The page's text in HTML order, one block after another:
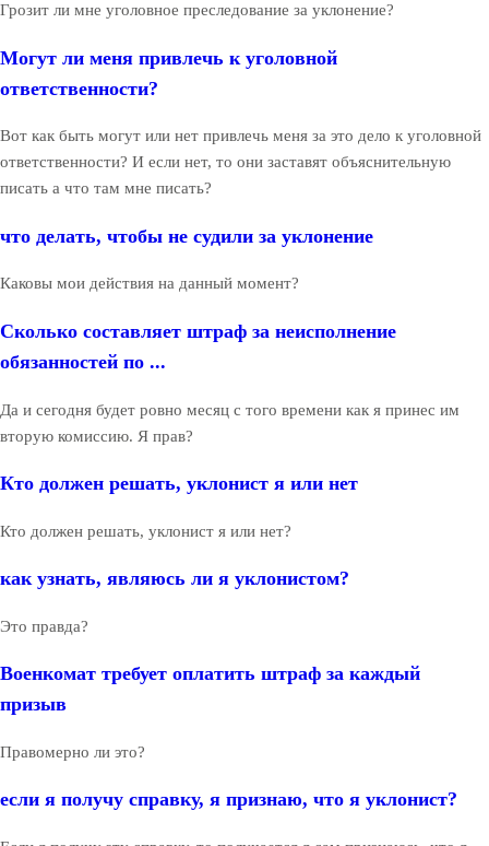
Грозит ли мне уголовное преследование за уклонение?
Могут ли меня привлечь к уголовной
ответственности?
Вот как быть могут или нет привлечь меня за это дело к уголовной
ответственности? И если нет, то они заставят объяснительную
писать а что там мне писать?
что делать, чтобы не судили за уклонение
Каковы мои действия на данный момент?
Сколько составляет штраф за неисполнение
обязанностей по ...
Да и сегодня будет ровно месяц с того времени как я принес им
вторую комиссию. Я прав?
Кто должен решать, уклонист я или нет
Кто должен решать, уклонист я или нет?
как узнать, являюсь ли я уклонистом?
Это правда?
Военкомат требует оплатить штраф за каждый
призыв
Правомерно ли это?
если я получу справку, я признаю, что я уклонист?